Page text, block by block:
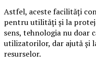
Astfel, aceste facilități
pentru utilități și la
sens, tehnologia nu doar
utilizatorilor, dar ajută și
resurselor.